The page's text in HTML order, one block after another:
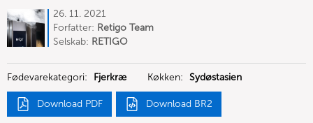
26. 11. 2021
Forfatter: Retigo Team
Deutschland
Selskab: RETIGO
Fødevarekategori:
Fjerkræ Køkken: Sydøstasien
Download PDF Download BR2